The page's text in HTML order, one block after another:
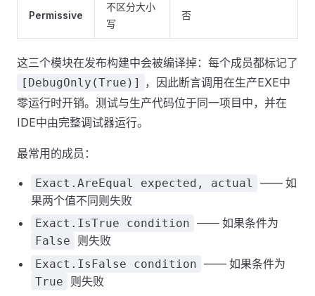
Permissive
不区分大小
写
否
这三个模块在发布构建中会被编译掉：每个成员都标记了
[DebugOnly(True)]
，因此断言调用在生产EXE中
零运行时开销。测试与生产代码位于同一项目中，并在
IDE中由完整调试器运行。
最常用的成员：
Exact.AreEqual expected, actual
—— 如
果两个值不同则失败
Exact.IsTrue condition —— 如果条件为
False 则失败
Exact.IsFalse condition —— 如果条件为
True 则失败